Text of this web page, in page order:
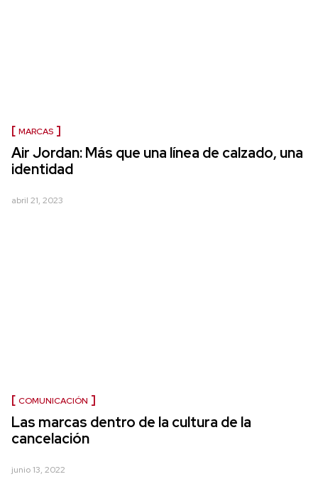
MARCAS
Air Jordan: Más que una línea de calzado, una
identidad
abril 21, 2023
COMUNICACIÓN
Las marcas dentro de la cultura de la
cancelación
junio 13, 2022